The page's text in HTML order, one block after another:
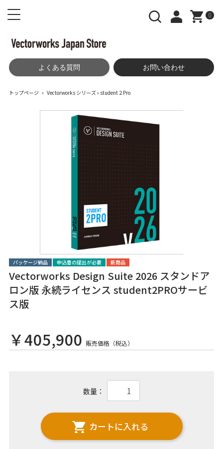
0
よくある質問 お問い合わせ
トップページ » Vectorworks シリーズ» student２Pro
パッケージ納品 申込書の提出が必要 新商品
Vectorworks Design Suite 2026 スタンドア
ロン版 永続ライセンス student2PROサービ
ス版
￥405,900 販売価格（税込）
数量：
カートに入れる